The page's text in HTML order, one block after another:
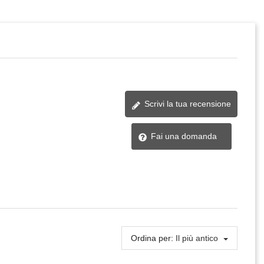
Scrivi la tua recensione
Fai una domanda
Ordina per: Il più antico